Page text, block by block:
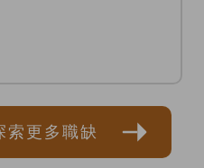
索更多職缺